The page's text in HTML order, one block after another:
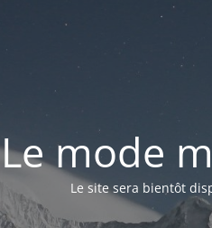
Le mode
Le site sera bientôt